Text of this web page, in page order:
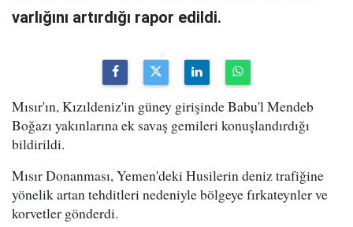
varlığını artırdığı rapor edildi.
Mısır'ın, Kızıldeniz'in güney girişinde Babu'l Mendeb
Boğazı yakınlarına ek savaş gemileri konuşlandırdığı
bildirildi.
Mısır Donanması, Yemen'deki Husilerin deniz trafiğine
yönelik artan tehditleri nedeniyle bölgeye fırkateynler ve
korvetler gönderdi.